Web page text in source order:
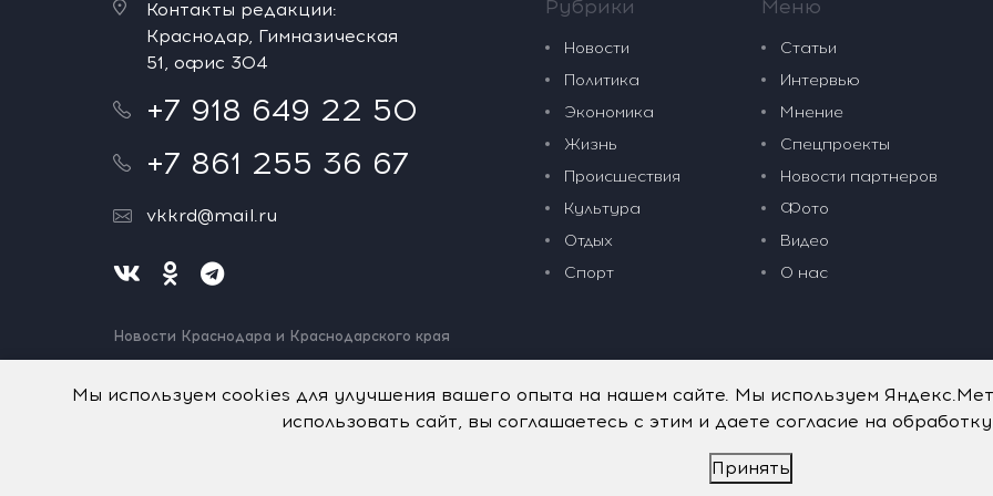
Контакты редакции:
Краснодар, Гимназическая
51, офис 304
+7 918 649 22 50
+7 861 255 36 67
vkkrd@mail.ru
Новости Краснодара и Краснодарского края
Нашли ошибку? Выделите и нажмите Ctrl+Enter.
Рубрики
Новости
Политика
Экономика
Жизнь
Происшествия
Культура
Отдых
Спорт
Меню
Статьи
Интервью
Мнение
Спецпроекты
Новости партнеров
Фото
Видео
О нас
Политика обработки персональных данных
© Авторское право на систему визуализации содержимого портала vkpress.ru, а также на исходные данные, включая
Мы используем cookies для улучшения вашего опыта на нашем сайте. Мы используем
использовать сайт, вы соглашаетесь с этим и даете согласие на
Принять